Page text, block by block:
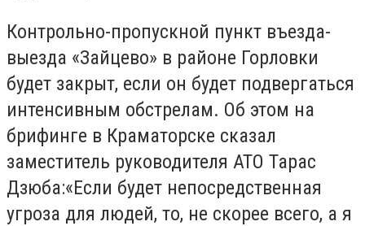
Контрольно-пропускной пункт въезда-
выезда «Зайцево» в районе Горловки
будет закрыт, если он будет подвергаться
интенсивным обстрелам. Об этом на
брифинге в Краматорске сказал
заместитель руководителя АТО Тарас
Дзюба:«Если будет непосредственная
угроза для людей, то, не скорее всего, а я